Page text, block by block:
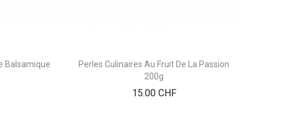
Balsamique
Perles Culinaires Au Fruit De La Passion
200g
15.00 CHFPrix